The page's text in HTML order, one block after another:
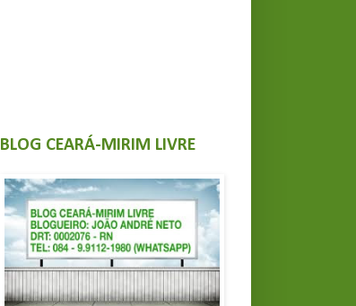
BLOG CEARÁ-MIRIM LIVRE